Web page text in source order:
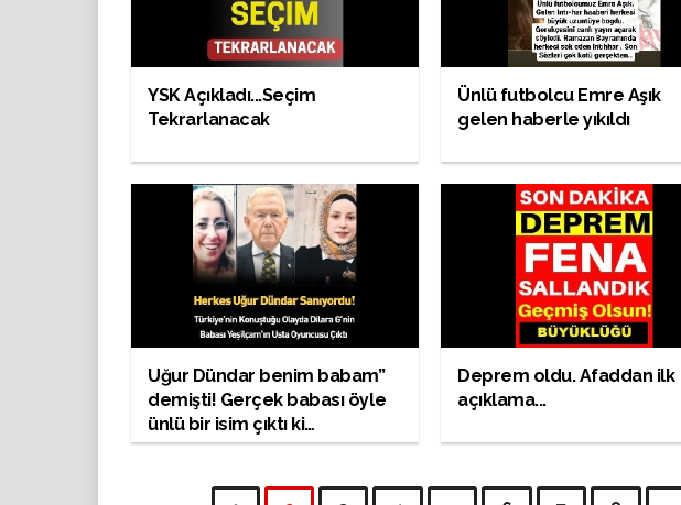
YSK Açıkladı...Seçim
Tekrarlanacak
Ünlü futbolcu Emre Aşık
gelen haberle yıkıldı
Uğur Dündar benim babam’’
demişti! Gerçek babası öyle
ünlü bir isim çıktı ki…
Deprem oldu. Afaddan ilk
açıklama...